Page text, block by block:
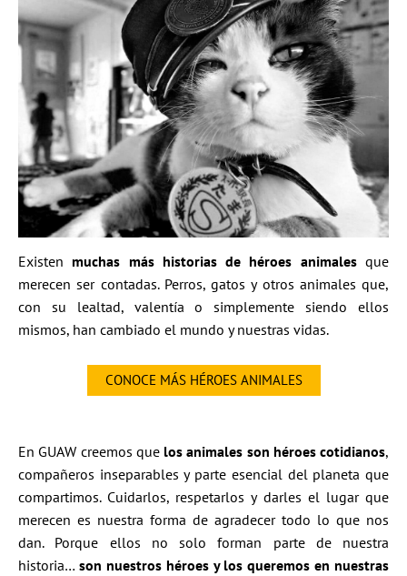
Existenmuchas más historias de héroes animalesque
merecen ser contadas. Perros, gatos y otros animales que,
con su lealtad, valentía o simplemente siendo ellos
mismos, han cambiado el mundo y nuestras vidas.
CONOCE MÁS HÉROES ANIMALES
En GUAW creemos que los animales son héroes cotidianos,
compañeros inseparables y parte esencial del planeta que
compartimos. Cuidarlos, respetarlos y darles el lugar que
merecen es nuestra forma de agradecer todo lo que nos
dan. Porque ellos no solo forman parte de nuestra
historia… son nuestros héroes y los queremos en nuestras